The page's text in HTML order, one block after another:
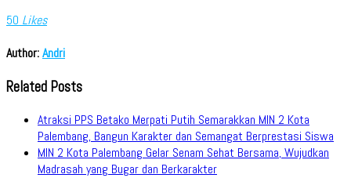
50 Likes
Author:Andri
Related Posts
Atraksi PPS Betako Merpati Putih Semarakkan MIN 2 Kota
Palembang, Bangun Karakter dan Semangat Berprestasi Siswa
MIN 2 Kota Palembang Gelar Senam Sehat Bersama, Wujudkan
Madrasah yang Bugar dan Berkarakter